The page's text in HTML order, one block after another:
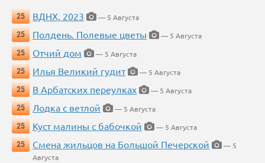
25 ВДНХ, 2023
— 5 Августа
25
Полдень. Полевые цветы
— 5 Августа
25
Отчий дом
— 5 Августа
25
Илья Великий гудит
— 5 Августа
25
В Арбатских переулках
— 5 Августа
25
Лодка с ветлой
— 5 Августа
25
Куст малины с бабочкой
— 5 Августа
25
Смена жильцов на Большой Печерской
— 5
Августа